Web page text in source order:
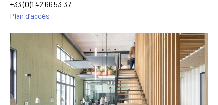
+33 (0)1 42 66 53 37
Plan d’accès